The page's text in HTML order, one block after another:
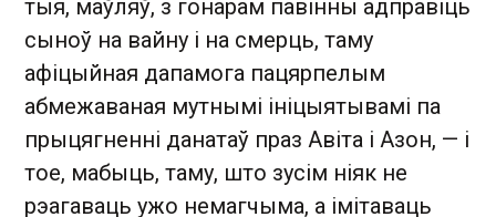
тыя, маўляў, з гонарам павінны адправіць
сыноў на вайну і на смерць, таму
афіцыйная дапамога пацярпелым
абмежаваная мутнымі ініцыятывамі па
прыцягненні данатаў праз Авіта і Азон, — і
тое, мабыць, таму, што зусім ніяк не
рэагаваць ужо немагчыма, а імітаваць